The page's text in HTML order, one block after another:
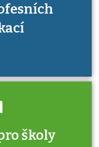
školy
zkoušce a kde